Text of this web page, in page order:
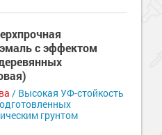
с эффектом
/ Высокая УФ-стойкость
грунтом